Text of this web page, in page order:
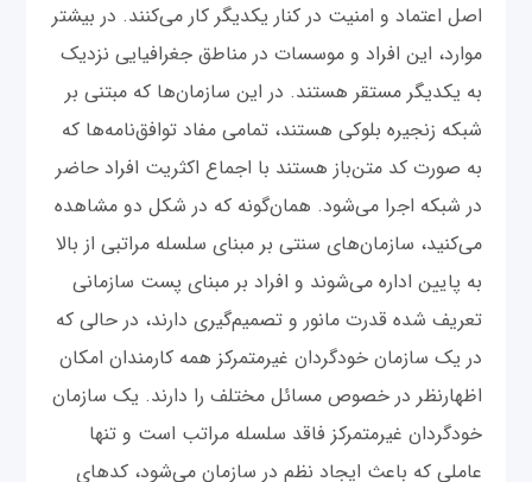
اصل اعتماد و امنیت در کنار یکدیگر کار می‌کنند. در بیشتر
موارد، این افراد و موسسات در مناطق جغرافیایی نزدیک
به یکدیگر مستقر هستند. در این سازمان‌ها که مبتنی بر
شبکه زنجیره بلوکی هستند، تمامی مفاد توافق‌نامه‌ها که
به صورت کد متن‌باز هستند با اجماع اکثریت افراد حاضر
در شبکه اجرا می‌شود. همان‌گونه که در شکل دو مشاهده
می‌کنید، سازمان‌های سنتی بر مبنای سلسله مراتبی از بالا
به پایین اداره می‌شوند و افراد بر مبنای پست سازمانی
تعریف شده قدرت مانور و تصمیم‌گیری دارند، در حالی که
در یک سازمان خودگردان غیرمتمرکز همه کارمندان امکان
اظهارنظر در خصوص مسائل مختلف را دارند. یک سازمان
خودگردان غیرمتمرکز فاقد سلسله مراتب است و تنها
عاملی که باعث ایجاد نظم در سازمان می‌شود، کدهای